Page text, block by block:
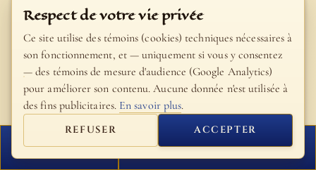
relationnalité pure. La transparence réciproque
entre les Personnes divines est complète et le lien
entre l’une et l’autre est total, parce qu’elles
constituent une unité et unicité absolue. Dieu veut
nous associer nous aussi à cette réalité de
communion: « pour qu’ils soient un comme nous
sommes un » (Jn 17, 22). L’Église est signe et
FERMER PROCHAIN VERSET
Respect de votre vie privée
Ce site utilise des témoins (cookies) techniques nécessaires à
son fonctionnement, et — uniquement si vous y consentez
— des témoins de mesure d'audience (Google Analytics)
pour améliorer son contenu. Aucune donnée n'est utilisée à
des fins publicitaires. En savoir plus.
REFUSER ACCEPTER